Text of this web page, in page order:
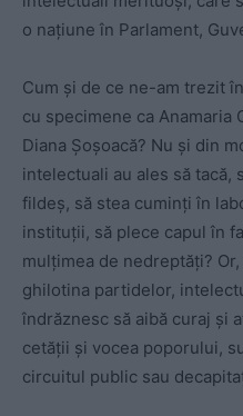
o națiune în Parlament,
Cum și de ce ne-am trezit
cu specimene ca Anamaria
Diana Șoșoacă? Nu și din
intelectuali au ales să tacă,
fildeș, să stea cuminți în
instituții, să plece capul în
mulțimea de nedreptăți?
ghilotina partidelor,
îndrăznesc să aibă curaj și
cetății și vocea poporului,
circuitul public sau